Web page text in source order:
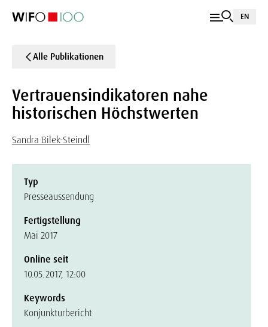
EN
Alle Publikationen
Vertrauensindikatoren nahe
historischen Höchstwerten
Sandra Bilek-Steindl
Typ
Presseaussendung
Fertigstellung
Mai 2017
Online seit
10.05.2017, 12:00
Keywords
Konjunkturbericht